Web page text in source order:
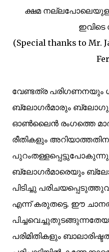
ക്ഷമ
ഇവിടെ
(Special thanks to Mr.
വേണ്ടത്ര പരിഗണനയും
ബ്ലോഗര്‍മാരും
ഓണ്‍ലൈന്‍ രംഗത്തെ
രീതികളും
ബ്ലോഗര്‍മാരെയും
പിടിച്ചു
എന്ന് കരുതട്ടെ. ഈ
പരിമിതികളും